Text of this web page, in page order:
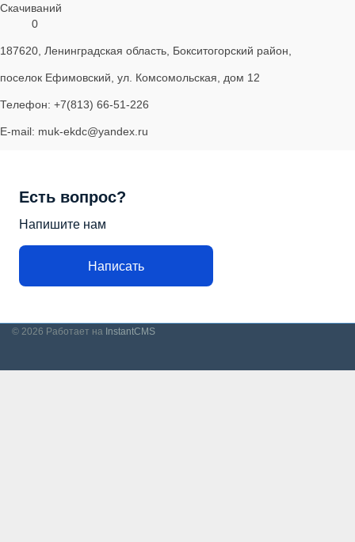
Скачиваний
0
187620, Ленинградская область, Бокситогорский район,
поселок Ефимовский, ул. Комсомольская, дом 12
Телефон: +7(813) 66-51-226
E-mail: muk-ekdc@yandex.ru
Есть вопрос?
Напишите нам
Написать
© 2026 Работает на InstantCMS